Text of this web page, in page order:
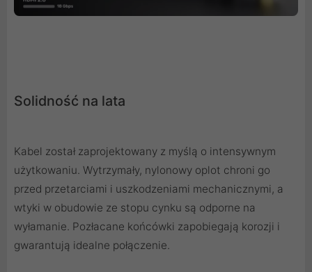
Solidność na lata
Kabel został zaprojektowany z myślą o intensywnym
użytkowaniu. Wytrzymały, nylonowy oplot chroni go
przed przetarciami i uszkodzeniami mechanicznymi, a
wtyki w obudowie ze stopu cynku są odporne na
wyłamanie. Pozłacane końcówki zapobiegają korozji i
gwarantują idealne połączenie.